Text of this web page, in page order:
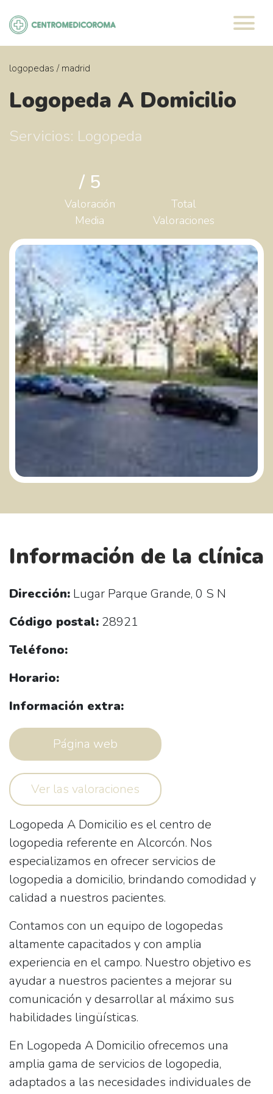
contenido
logopedas / madrid
Logopeda A Domicilio
Servicios: Logopeda
/ 5
Valoración
Media
Total
Valoraciones
Información de la clínica
Dirección: Lugar Parque Grande, 0 S N
Código postal: 28921
Teléfono:
Horario:
Información extra:
Página web
Ver las valoraciones
Logopeda A Domicilio es el centro de
logopedia referente en Alcorcón. Nos
especializamos en ofrecer servicios de
logopedia a domicilio, brindando comodidad y
calidad a nuestros pacientes.
Contamos con un equipo de logopedas
altamente capacitados y con amplia
experiencia en el campo. Nuestro objetivo es
ayudar a nuestros pacientes a mejorar su
comunicación y desarrollar al máximo sus
habilidades lingüísticas.
En Logopeda A Domicilio ofrecemos una
amplia gama de servicios de logopedia,
adaptados a las necesidades individuales de